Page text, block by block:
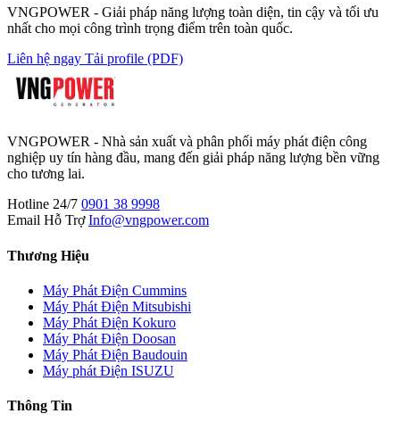
VNGPOWER - Giải pháp năng lượng toàn diện, tin cậy và tối ưu
nhất cho mọi công trình trọng điểm trên toàn quốc.
Liên hệ ngay Tải profile (PDF)
VNGPOWER - Nhà sản xuất và phân phối máy phát điện công
nghiệp uy tín hàng đầu, mang đến giải pháp năng lượng bền vững
cho tương lai.
Hotline 24/7 0901 38 9998
Email Hỗ Trợ Info@vngpower.com
Thương Hiệu
Máy Phát Điện Cummins
Máy Phát Điện Mitsubishi
Máy Phát Điện Kokuro
Máy Phát Điện Doosan
Máy Phát Điện Baudouin
Máy phát Điện ISUZU
Thông Tin